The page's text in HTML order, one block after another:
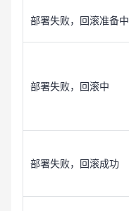
部署失败，回滚准备中
部署失败，回滚中
部署失败，回滚成功